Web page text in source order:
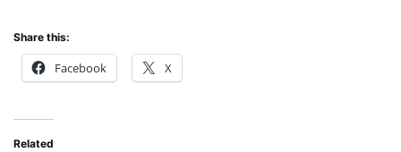
Share this:
Facebook X
Related